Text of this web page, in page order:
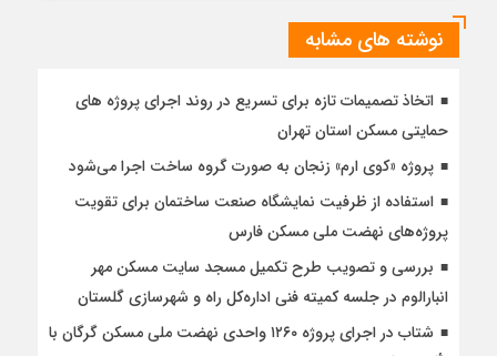
نوشته های مشابه
اتخاذ تصمیمات تازه برای تسریع در روند اجرای پروژه های
حمایتی مسکن استان تهران
پروژه «کوی ارم» زنجان به صورت گروه ساخت اجرا می‌شود
استفاده از ظرفیت نمایشگاه صنعت ساختمان برای تقویت
پروژه‌های نهضت ملی مسکن فارس
بررسی و تصویب طرح تکمیل مسجد سایت مسکن مهر
انبارالوم در جلسه کمیته فنی اداره‌کل راه و شهرسازی گلستان
شتاب در اجرای پروژه ۱۲۶۰ واحدی نهضت ملی مسکن گرگان با